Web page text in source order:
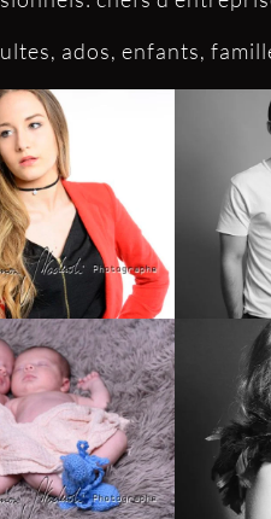
ados, enfants,